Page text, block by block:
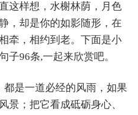
这样想，水榭林荫，月色
，却是你的如影随形，在
牵，相约到老。下面是小
子96条,一起来欣赏吧。
都是一道必经的风雨，如果
景；把它看成砥砺身心、